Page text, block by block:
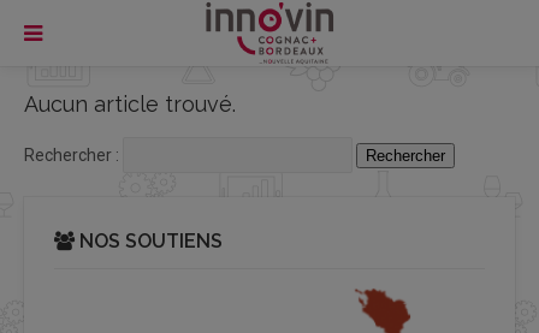
Aucun article trouvé.
Rechercher :
NOS SOUTIENS